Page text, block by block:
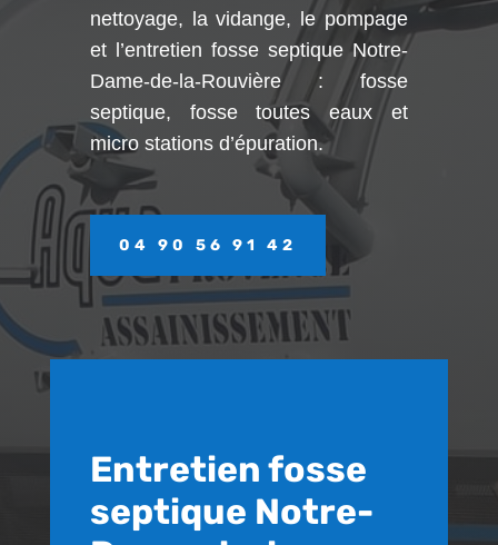
nettoyage, la vidange, le pompage
et l’entretien fosse septique Notre-
Dame-de-la-Rouvière : fosse
septique, fosse toutes eaux et
micro stations d’épuration.
04 90 56 91 42
Entretien fosse
septique Notre-